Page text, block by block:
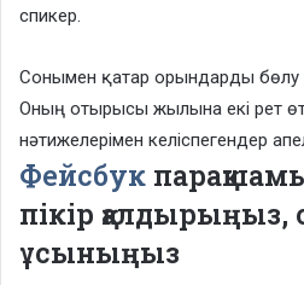
спикер.
Сонымен қатар орындарды бөлу
Оның отырысы жылына екі рет
нәтижелерімен келіспегендер
Фейсбук
пікір
ұсыныңыз